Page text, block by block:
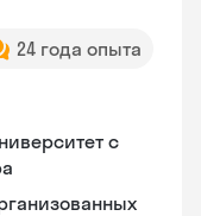
24 года опыта
с